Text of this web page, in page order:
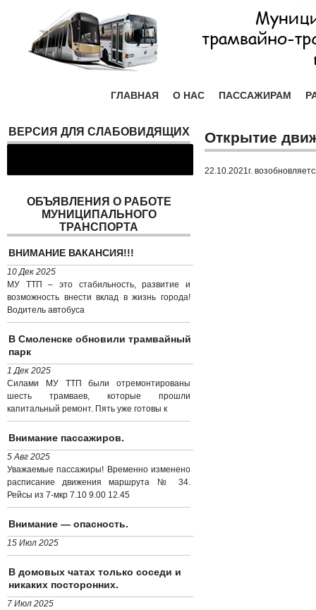
ГЛАВНАЯ О НАС ПАССАЖИРАМ
Открытие
22.10.2021г.
ВЕРСИЯ ДЛЯ СЛАБОВИДЯЩИХ
ОБЪЯВЛЕНИЯ О РАБОТЕ
МУНИЦИПАЛЬНОГО
ТРАНСПОРТА
ВНИМАНИЕ ВАКАНСИЯ!!!
10 Дек 2025
МУ ТТП – это стабильность, развитие и
возможность внести вклад в жизнь города!
Водитель автобуса
В Смоленске обновили трамвайный
парк
1 Дек 2025
Силами МУ ТТП были отремонтированы
шесть трамваев, которые прошли
капитальный ремонт. Пять уже готовы к
Внимание пассажиров.
5 Авг 2025
Уважаемые пассажиры! Временно изменено
расписание движения маршрута № 34.
Рейсы из 7-мкр 7.10 9.00 12.45
Внимание — опасность.
15 Июл 2025
В домовых чатах только соседи и
никаких посторонних.
7 Июл 2025